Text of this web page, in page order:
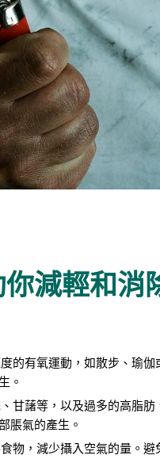
減輕和消
的有氧運動，如散步、瑜伽
。
甘藷等，以及過多的高脂肪
脹氣的產生。
物，減少攝入空氣的量。避